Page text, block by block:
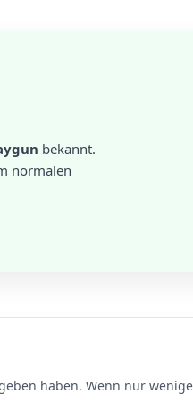
bekannt.
normalen
haben. Wenn nur